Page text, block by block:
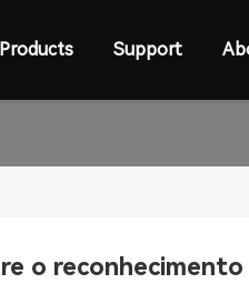
Products Support
o